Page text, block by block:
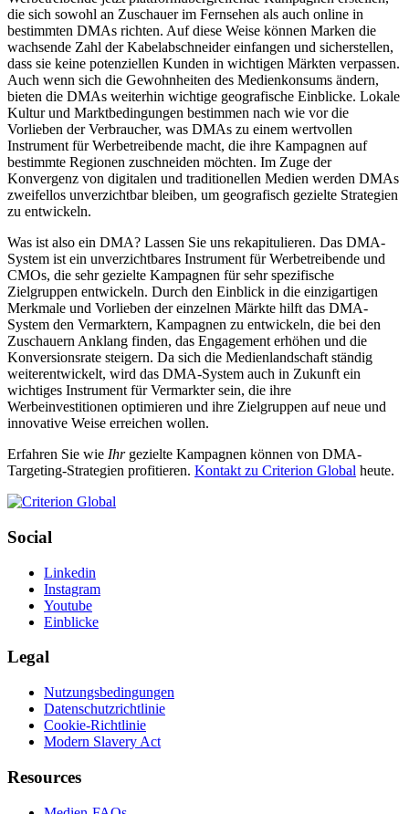
die sich sowohl an Zuschauer im Fernsehen als auch online in
bestimmten DMAs richten. Auf diese Weise können Marken die
wachsende Zahl der Kabelabschneider einfangen und sicherstellen,
dass sie keine potenziellen Kunden in wichtigen Märkten verpassen.
Auch wenn sich die Gewohnheiten des Medienkonsums ändern,
bieten die DMAs weiterhin wichtige geografische Einblicke. Lokale
Kultur und Marktbedingungen bestimmen nach wie vor die
Vorlieben der Verbraucher, was DMAs zu einem wertvollen
Instrument für Werbetreibende macht, die ihre Kampagnen auf
bestimmte Regionen zuschneiden möchten. Im Zuge der
Konvergenz von digitalen und traditionellen Medien werden DMAs
zweifellos unverzichtbar bleiben, um geografisch gezielte Strategien
zu entwickeln.
Was ist also ein DMA? Lassen Sie uns rekapitulieren. Das DMA-
System ist ein unverzichtbares Instrument für Werbetreibende und
CMOs, die sehr gezielte Kampagnen für sehr spezifische
Zielgruppen entwickeln. Durch den Einblick in die einzigartigen
Merkmale und Vorlieben der einzelnen Märkte hilft das DMA-
System den Vermarktern, Kampagnen zu entwickeln, die bei den
Zuschauern Anklang finden, das Engagement erhöhen und die
Konversionsrate steigern. Da sich die Medienlandschaft ständig
weiterentwickelt, wird das DMA-System auch in Zukunft ein
wichtiges Instrument für Vermarkter sein, die ihre
Werbeinvestitionen optimieren und ihre Zielgruppen auf neue und
innovative Weise erreichen wollen.
Erfahren Sie wie Ihrgezielte Kampagnen können von DMA-
Targeting-Strategien profitieren. Kontakt zu Criterion Global heute.
Social
Linkedin
Instagram
Youtube
Einblicke
Legal
Nutzungsbedingungen
Datenschutzrichtlinie
Cookie-Richtlinie
Modern Slavery Act
Resources